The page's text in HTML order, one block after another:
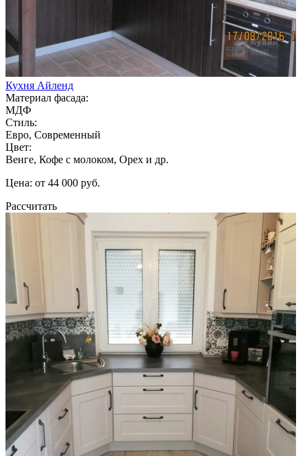
Кухня Айленд
Материал фасада:
МДФ
Стиль:
Евро, Современный
Цвет:
Венге, Кофе с молоком, Орех и др.
Цена: от 44 000 руб.
Рассчитать